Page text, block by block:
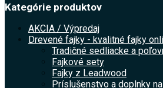
Kategórie produktov
AKCIA / Výpredaj
Drevené fajky - kvalitné fajky
Tradičné sedliacke a
Fajkové sety
Fajky z Leadwood
Príslušenstvo a doplnky